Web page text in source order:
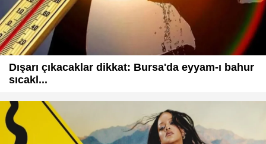
Dışarı çıkacaklar dikkat: Bursa'da eyyam-ı bahur
sıcakl...